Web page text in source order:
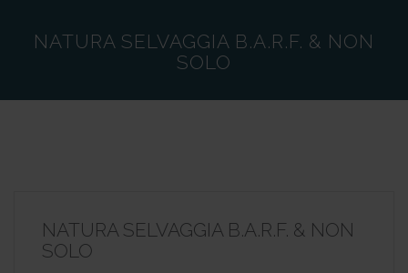
NATURA SELVAGGIA B.A.R.F. & NON
SOLO
NATURA SELVAGGIA B.A.R.F. & NON
SOLO